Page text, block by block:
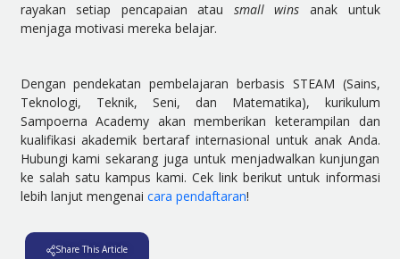
rayakan setiap pencapaian atau small wins anak untuk
menjaga motivasi mereka belajar.
Dengan pendekatan pembelajaran berbasis STEAM (Sains,
Teknologi, Teknik, Seni, dan Matematika), kurikulum
Sampoerna Academy akan memberikan keterampilan dan
kualifikasi akademik bertaraf internasional untuk anak Anda.
Hubungi kami sekarang juga untuk menjadwalkan kunjungan
ke salah satu kampus kami. Cek link berikut untuk informasi
lebih lanjut mengenai cara pendaftaran!
Share This Article